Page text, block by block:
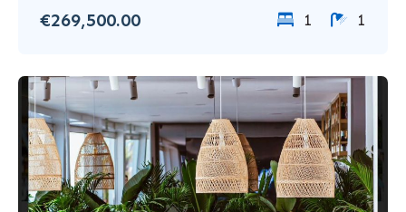
€269,500.00 1 1